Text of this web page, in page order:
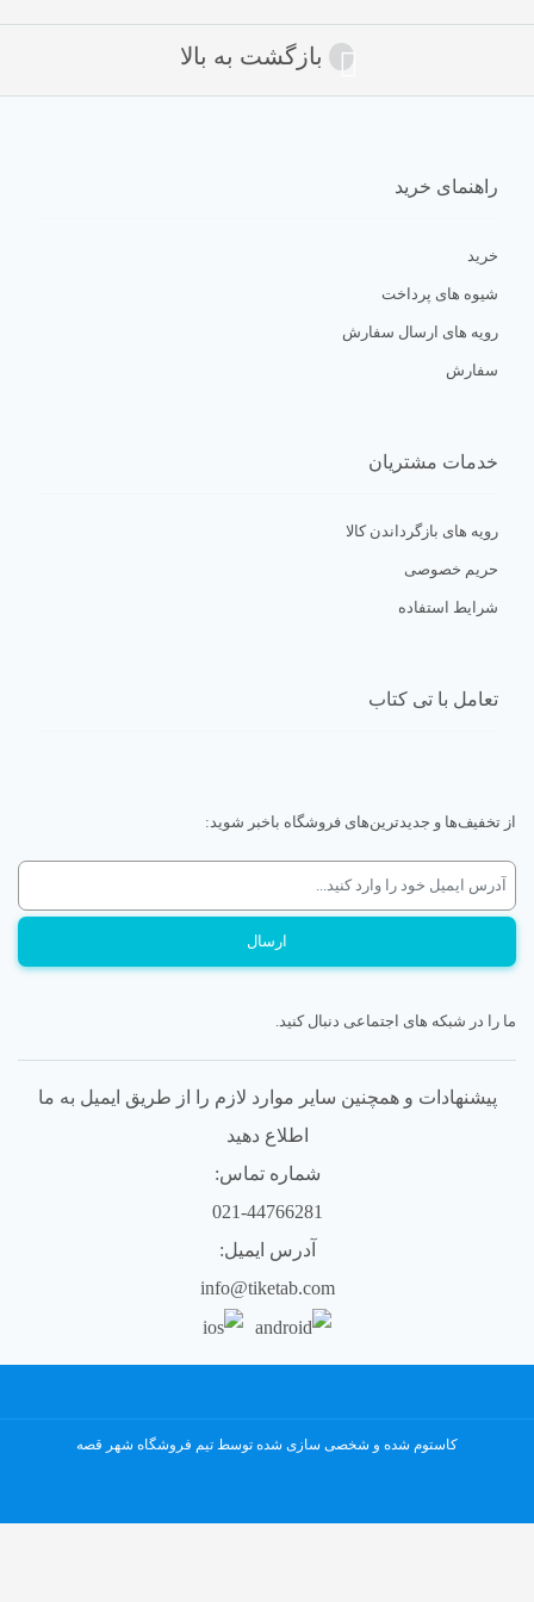
زبان شعر،لحن کودکانه،تصاویر بکر،جذاب و دیدنی از مجموعه کتاب های
در تی کتاب بخوانیم:
0/5 (0 نظر)
بازگشت به بالا
راهنمای خرید
خرید
شیوه های پرداخت
رویه های ارسال سفارش
سفارش
خدمات مشتریان
رویه های بازگرداندن کالا
حریم خصوصی
شرایط استفاده
تعامل با تی کتاب
از تخفیف‌ها و جدیدترین‌های فروشگاه باخبر شوید:
ما را در شبکه های اجتماعی دنبال کنید.
پیشنهادات و همچنین سایر موارد لازم را از طریق ایمیل به ما
اطلاع دهید
شماره تماس:
021-44766281
آدرس ایمیل:
info@tiketab.com
کاستوم شده و شخصی سازی شده توسط تیم فروشگاه شهر قصه